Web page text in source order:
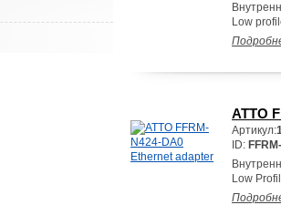
Low
ATTO
Артикул:
ID:
Low